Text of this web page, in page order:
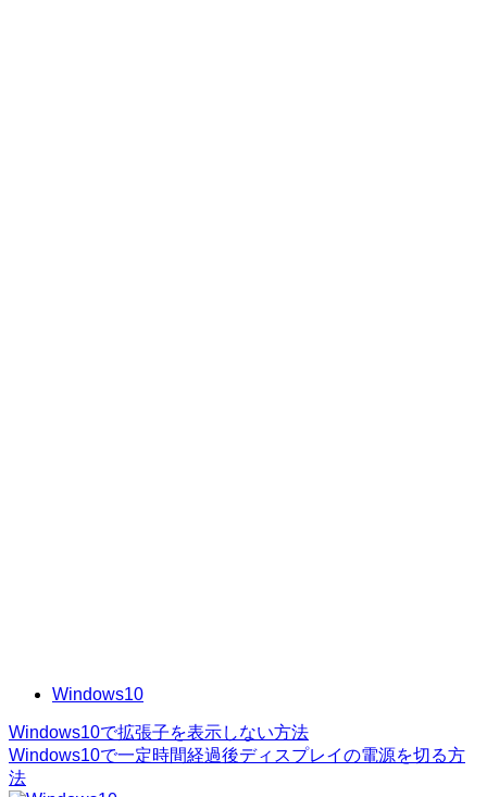
Windows10
Windows10で拡張子を表示しない方法
Windows10で一定時間経過後ディスプレイの電源を切る方
法